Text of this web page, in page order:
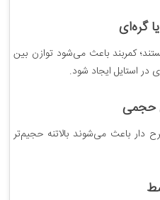
کمربند باعث می‌شود توازن بین
استایل ایجاد شود.
باعث می‌شوند بالاتنه حجیم‌تر